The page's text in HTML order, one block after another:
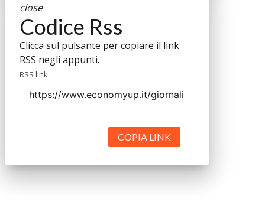
close
Codice Rss
Clicca sul pulsante per copiare il link
RSS negli appunti.
RSS link
COPIA LINK